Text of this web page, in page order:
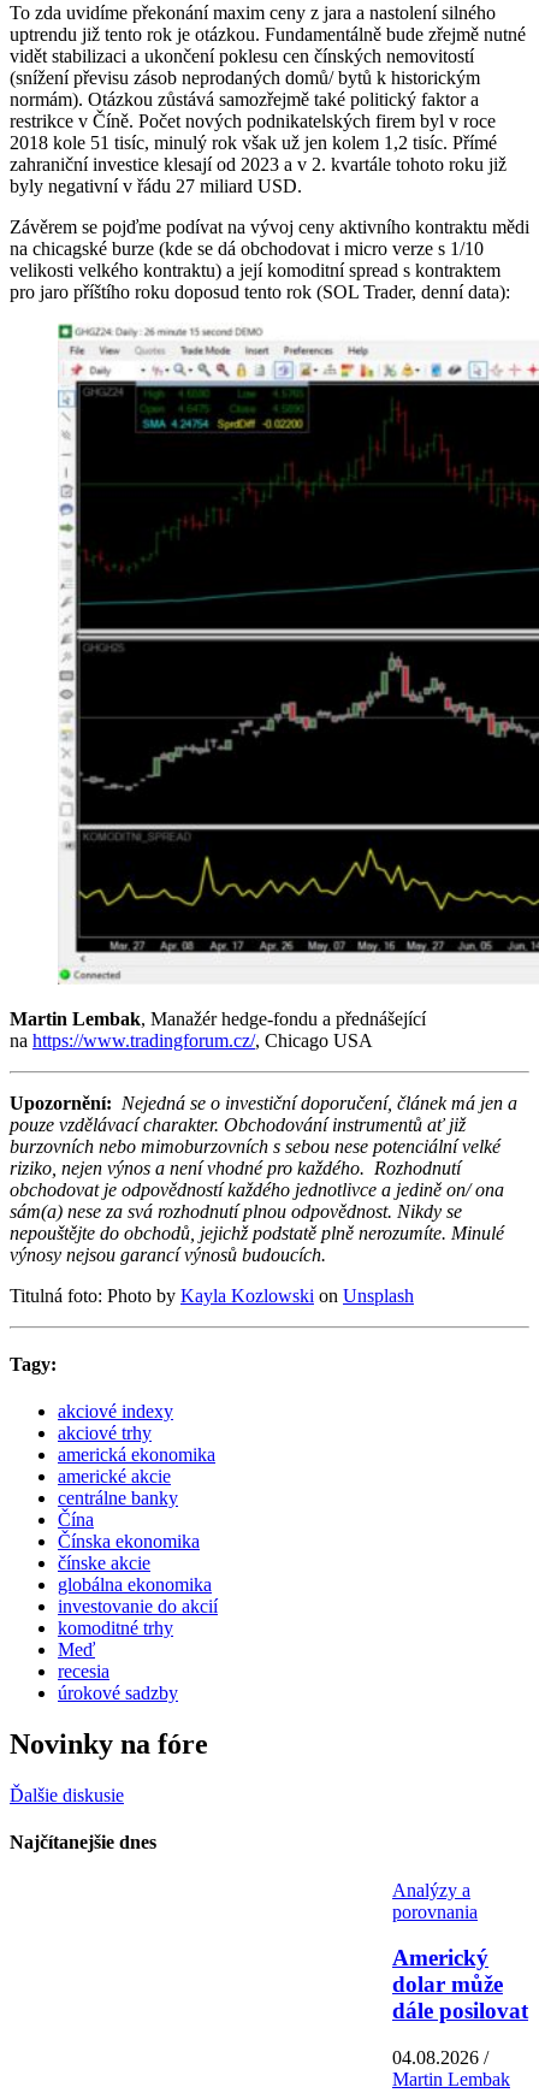
To zda uvidíme překonání maxim ceny z jara a nastolení silného
uptrendu již tento rok je otázkou. Fundamentálně bude zřejmě nutné
vidět stabilizaci a ukončení poklesu cen čínských nemovitostí
(snížení převisu zásob neprodaných domů/ bytů k historickým
normám). Otázkou zůstává samozřejmě také politický faktor a
restrikce v Číně. Počet nových podnikatelských firem byl v roce
2018 kole 51 tisíc, minulý rok však už jen kolem 1,2 tisíc. Přímé
zahraniční investice klesají od 2023 a v 2. kvartále tohoto roku již
byly negativní v řádu 27 miliard USD.
Závěrem se pojďme podívat na vývoj ceny aktivního kontraktu mědi
na chicagské burze (kde se dá obchodovat i micro verze s 1/10
velikosti velkého kontraktu) a její komoditní spread s kontraktem
pro jaro příštího roku doposud tento rok (SOL Trader, denní data):
Martin Lembak, Manažér hedge-fondu a přednášející
na https://www.tradingforum.cz/, Chicago USA
Upozornění: Nejedná se o investiční doporučení, článek má jen a
pouze vzdělávací charakter. Obchodování instrumentů ať již
burzovních nebo mimoburzovních s sebou nese potenciální velké
riziko, nejen výnos a není vhodné pro každého. Rozhodnutí
obchodovat je odpovědností každého jednotlivce a jedině on/ ona
sám(a) nese za svá rozhodnutí plnou odpovědnost. Nikdy se
nepouštějte do obchodů, jejichž podstatě plně nerozumíte. Minulé
výnosy nejsou garancí výnosů budoucích.
Titulná foto: Photo by Kayla Kozlowski on Unsplash
Tagy:
akciové indexy
akciové trhy
americká ekonomika
americké akcie
centrálne banky
Čína
Čínska ekonomika
čínske akcie
globálna ekonomika
investovanie do akcií
komoditné trhy
Meď
recesia
úrokové sadzby
Novinky na fóre
Ďalšie diskusie
Najčítanejšie dnes
Analýzy a
porovnania
Americký
dolar může
dále posilovat
04.08.2026 /
Martin Lembak